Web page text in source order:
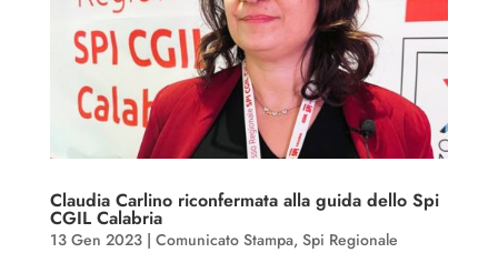
Claudia Carlino riconfermata alla guida dello Spi
CGIL Calabria
13 Gen 2023| Comunicato Stampa, Spi Regionale